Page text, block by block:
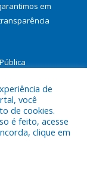
em
Municipal de
de
você
de cookies.
é feito, acesse
clique em